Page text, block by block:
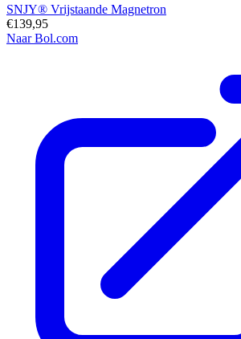
SNJY® Vrijstaande Magnetron
€139,95
Naar Bol.com